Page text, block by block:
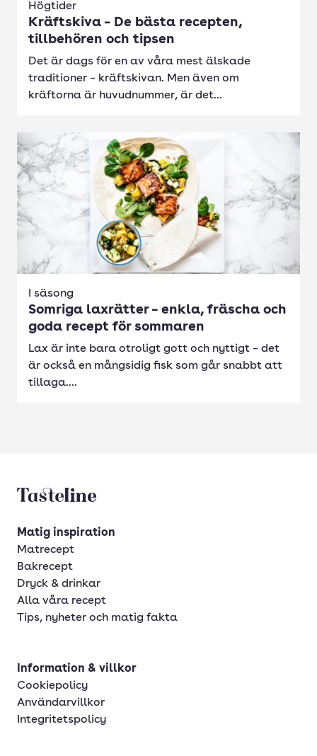
Högtider
Kräftskiva – De bästa recepten,
tillbehören och tipsen
Det är dags för en av våra mest älskade
traditioner – kräftskivan. Men även om
kräftorna är huvudnummer, är det...
I säsong
Somriga laxrätter – enkla, fräscha och
goda recept för sommaren
Lax är inte bara otroligt gott och nyttigt – det
är också en mångsidig fisk som går snabbt att
tillaga....
Tasteline startsida
Matig inspiration
Matrecept
Bakrecept
Dryck & drinkar
Alla våra recept
Tips, nyheter och matig fakta
Information & villkor
Cookiepolicy
Användarvillkor
Integritetspolicy